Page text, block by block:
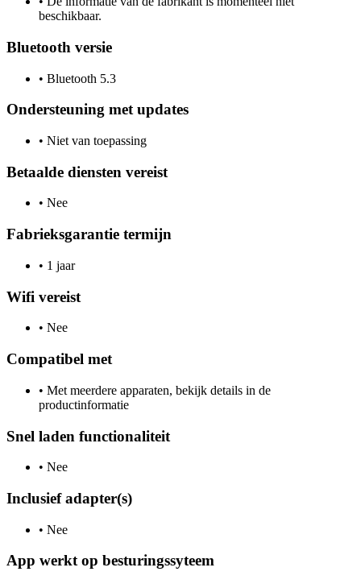
beschikbaar.
Bluetooth versie
• Bluetooth 5.3
Ondersteuning met updates
• Niet van toepassing
Betaalde diensten vereist
• Nee
Fabrieksgarantie termijn
• 1 jaar
Wifi vereist
• Nee
Compatibel met
• Met meerdere apparaten, bekijk details in de
productinformatie
Snel laden functionaliteit
• Nee
Inclusief adapter(s)
• Nee
App werkt op besturingssyteem